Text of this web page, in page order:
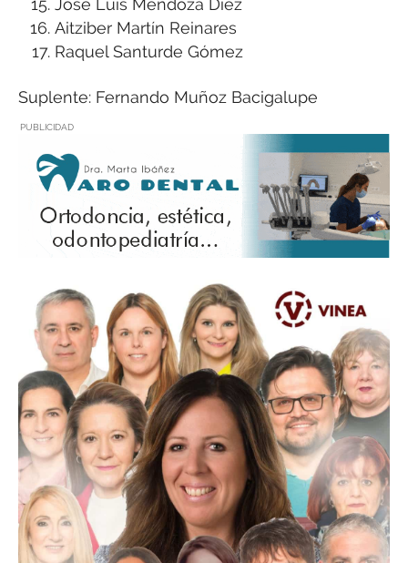
José Luis Mendoza Díez
Aitziber Martín Reinares
Raquel Santurde Gómez
Suplente: Fernando Muñoz Bacigalupe
PUBLICIDAD